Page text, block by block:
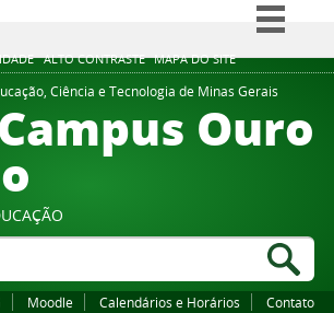
ALTO CONTRASTE MAPA DO SITE
Simplifique!
Comunica BR
Participe
Ciência e Tecnologia de Minas Gerais
Ouro
Moodle Calendários e Horários Contato